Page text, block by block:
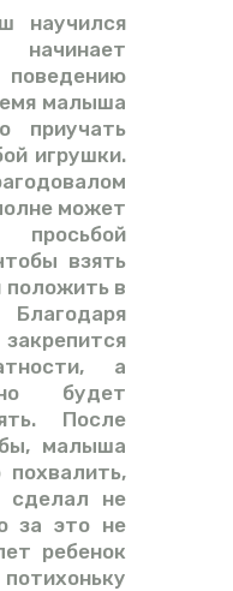
научился
малыша
приучать
игрушки.
может
взять
в
а
будет
После
малыша
сделал не
за это не
ребенок